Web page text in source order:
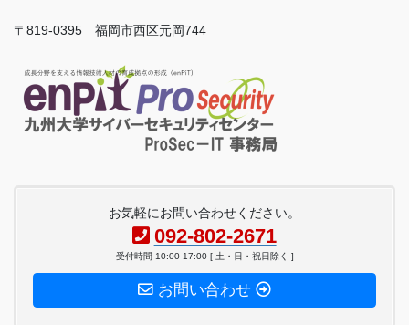
〒819-0395 福岡市西区元岡744
お気軽にお問い合わせください。
092-802-2671
受付時間 10:00-17:00 [ 土・日・祝日除く ]
お問い合わせ